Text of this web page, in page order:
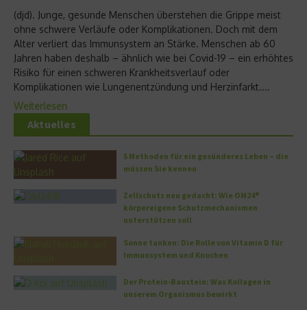
(djd). Junge, gesunde Menschen überstehen die Grippe meist
ohne schwere Verläufe oder Komplikationen. Doch mit dem
Alter verliert das Immunsystem an Stärke. Menschen ab 60
Jahren haben deshalb – ähnlich wie bei Covid-19 – ein erhöhtes
Risiko für einen schweren Krankheitsverlauf oder
Komplikationen wie Lungenentzündung und Herzinfarkt....
Weiterlesen
Aktuelles
5 Methoden für ein gesünderes Leben – die
müssen Sie kennen
Zellschutz neu gedacht: Wie OM24®
körpereigene Schutzmechanismen
unterstützen soll
Sonne tanken: Die Rolle von Vitamin D für
Immunsystem und Knochen
Der Protein-Baustein: Was Kollagen in
unserem Organismus bewirkt